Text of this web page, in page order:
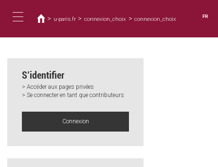
contenu
navigation
êtes
ici
> u-paris.fr > connexion_choix > connexion_choix FR
S’identifier
> Accéder aux pages privées
> Se connecter en tant que contributeurs
Connexion